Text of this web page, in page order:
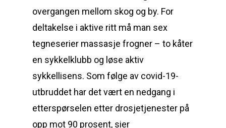
overgangen mellom skog og by. For
deltakelse i aktive ritt må man sex
tegneserier massasje frogner – to kåter
en sykkelklubb og løse aktiv
sykkellisens. Som følge av covid-19-
utbruddet har det vært en nedgang i
etterspørselen etter drosjetjenester på
opp mot 90 prosent, sier